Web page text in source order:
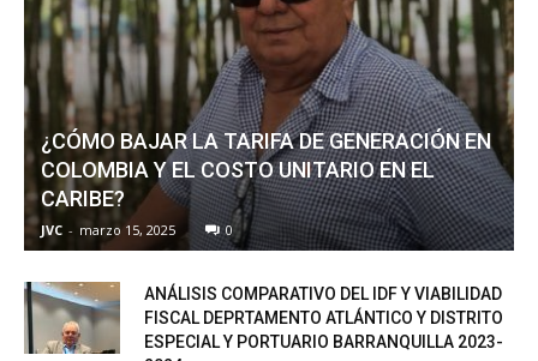
¿CÓMO BAJAR LA TARIFA DE GENERACIÓN EN
COLOMBIA Y EL COSTO UNITARIO EN EL
CARIBE?
JVC - marzo 15, 2025 0
ANÁLISIS COMPARATIVO DEL IDF Y VIABILIDAD
FISCAL DEPRTAMENTO ATLÁNTICO Y DISTRITO
ESPECIAL Y PORTUARIO BARRANQUILLA 2023-